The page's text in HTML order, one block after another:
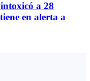
a 28
en alerta a